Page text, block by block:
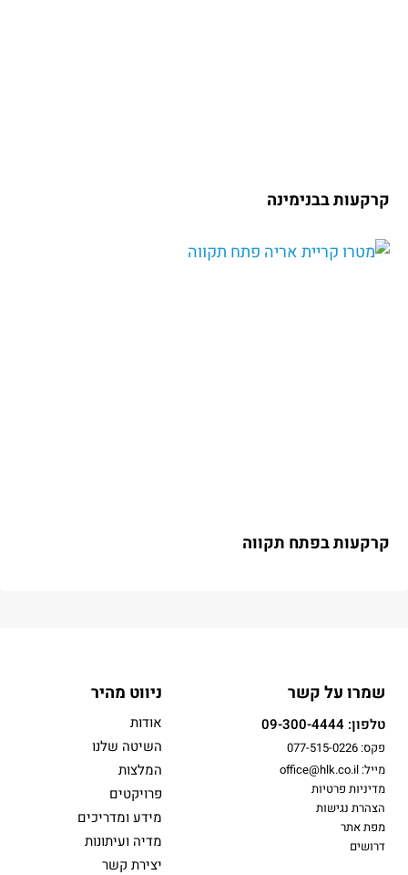
קרקעות בבנימינה
קרקעות בפתח תקווה
שמרו על קשר
טלפון: 09-300-4444
פקס: 077-515-0226
מייל: office@hlk.co.il
מדיניות פרטיות
הצהרת נגישות
מפת אתר
דרושים
ניווט מהיר
אודות
השיטה שלנו
המלצות
פרויקטים
מידע ומדריכים
מדיה ועיתונות
יצירת קשר